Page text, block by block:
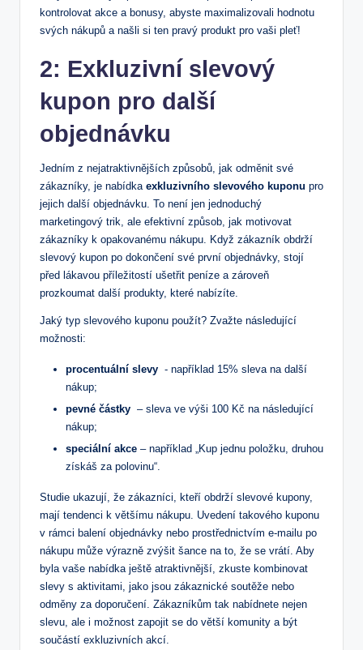
kontrolovat akce a bonusy, abyste maximalizovali hodnotu​
svých⁣ nákupů a našli si ten pravý produkt pro vaši pleť!
2: Exkluzivní slevový
kupon pro ‍další
⁢objednávku
Jedním z nejatraktivnějších způsobů,‌ jak ⁢odměnit své‍
zákazníky, je nabídka exkluzivního ⁤slevového kuponu pro
jejich ⁣další ⁣objednávku. To není‌ jen jednoduchý
marketingový trik, ⁤ale efektivní ⁣způsob, ‌jak motivovat
zákazníky k opakovanému nákupu. Když‍ zákazník obdrží
slevový kupon ‌po dokončení své první objednávky, stojí
před lákavou příležitostí ušetřit‌ peníze ​a⁣ zároveň
prozkoumat ‌další produkty, které ⁢nabízíte.
Jaký‌ typ slevového kuponu použít? Zvažte následující
možnosti:
procentuální slevy ‌ -‍ například 15% ​sleva na další
nákup;
pevné ‌částky ⁢ – sleva ve výši ⁤100 Kč na následující
nákup;
speciální ‍akce – například „Kup ⁣jednu položku, druhou
získáš za polovinu“.
Studie⁢ ukazují, že zákazníci, kteří ⁣obdrží⁣ slevové kupony,
mají tendenci ‍k většímu ⁣nákupu.⁣ Uvedení takového kuponu
v rámci balení objednávky⁢ nebo prostřednictvím e-mailu‍ po
nákupu může ‍výrazně zvýšit šance na to, že se vrátí. Aby
byla vaše nabídka ještě atraktivnější, zkuste kombinovat⁣
slevy s aktivitami, ​jako jsou zákaznické soutěže nebo
odměny za doporučení. Zákazníkům tak nabídnete⁢ nejen
slevu, ale ‌i možnost zapojit​ se‌ do ⁢větší komunity ⁢a být
součástí exkluzivních akcí.